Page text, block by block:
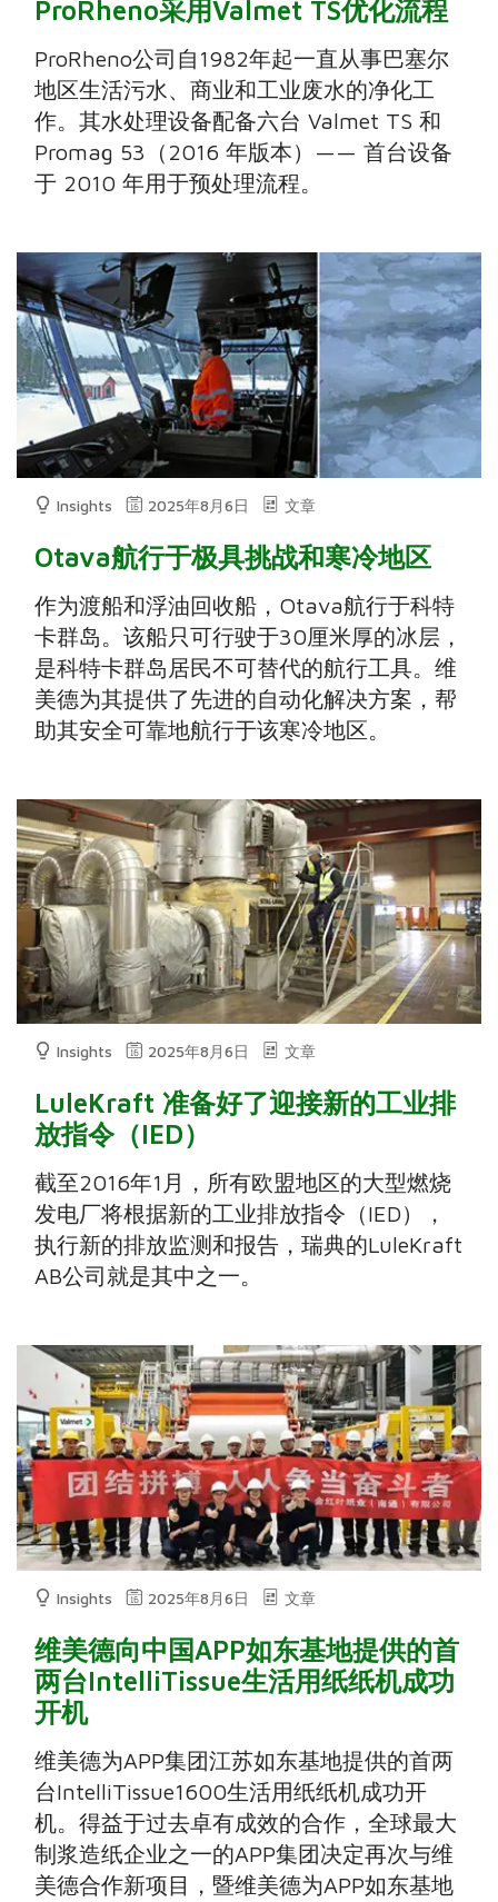
ProRheno采用Valmet TS优化流程
ProRheno公司自1982年起一直从事巴塞尔
地区生活污水、商业和工业废水的净化工
作。其水处理设备配备六台 Valmet TS 和
Promag 53（2016 年版本）—— 首台设备
于 2010 年用于预处理流程。
Insights 2025年8月6日 文章
Otava航行于极具挑战和寒冷地区
作为渡船和浮油回收船，Otava航行于科特
卡群岛。该船只可行驶于30厘米厚的冰层，
是科特卡群岛居民不可替代的航行工具。维
美德为其提供了先进的自动化解决方案，帮
助其安全可靠地航行于该寒冷地区。
Insights 2025年8月6日 文章
LuleKraft 准备好了迎接新的工业排
放指令（IED）
截至2016年1月，所有欧盟地区的大型燃烧
发电厂将根据新的工业排放指令（IED），
执行新的排放监测和报告，瑞典的LuleKraft
AB公司就是其中之一。
Insights 2025年8月6日 文章
维美德向中国APP如东基地提供的首
两台IntelliTissue生活用纸纸机成功
开机
维美德为APP集团江苏如东基地提供的首两
台IntelliTissue1600生活用纸纸机成功开
机。得益于过去卓有成效的合作，全球最大
制浆造纸企业之一的APP集团决定再次与维
美德合作新项目，暨维美德为APP如东基地